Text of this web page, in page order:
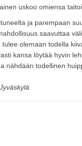
uskoo omiensa
ja parempaan
saavuttaa
olemaan todella
kansa löytää hyvin
nähdään todellinen